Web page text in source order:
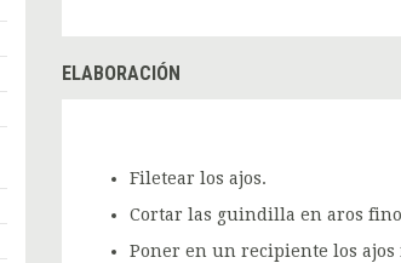
ELABORACIÓN
Filetear los ajos.
Cortar las guindilla en aros
Poner en un recipiente los ajos